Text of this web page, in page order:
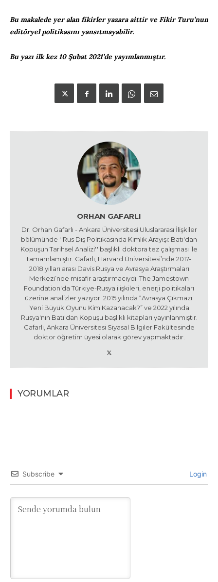
Bu makalede yer alan fikirler yazara aittir ve Fikir Turu’nun
editöryel politikasını yansıtmayabilir.
Bu yazı ilk kez 10 Şubat 2021’de yayımlanmıştır.
ORHAN GAFARLI
Dr. Orhan Gafarlı - Ankara Üniversitesi Uluslararası İlişkiler
bölümünde ''Rus Dış Politikasında Kimlik Arayışı: Batı'dan
Kopuşun Tarihsel Analizi'' başlıklı doktora tez çalışması ile
tamamlamıştır. Gafarlı, Harvard Üniversitesi’nde 2017-
2018 yılları arası Davis Rusya ve Avrasya Araştırmaları
Merkezi’nde misafir araştırmacıydı. The Jamestown
Foundation'da Türkiye-Rusya ilişkileri, enerji politikaları
üzerine analizler yazıyor. 2015 yılında “Avrasya Çıkmazı:
Yeni Büyük Oyunu Kim Kazanacak?” ve 2022 yılında
Rusya'nın Batı'dan Kopuşu başlıklı kitapları yayınlanmıştır.
Gafarlı, Ankara Üniversitesi Siyasal Bilgiler Fakültesinde
doktor öğretim üyesi olarak görev yapmaktadır.
YORUMLAR
Subscribe Login